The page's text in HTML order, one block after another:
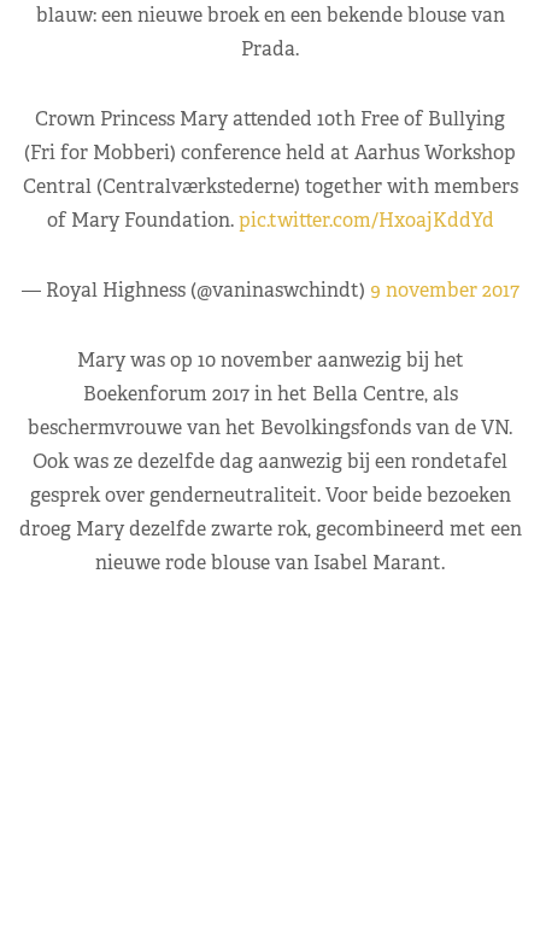
blauw: een nieuwe broek en een bekende blouse van
Prada.
Crown Princess Mary attended 10th Free of Bullying
(Fri for Mobberi) conference held at Aarhus Workshop
Central (Centralværkstederne) together with members
of Mary Foundation.pic.twitter.com/HxoajKddYd
— Royal Highness (@vaninaswchindt) 9 november 2017
Mary was op 10 november aanwezig bij het
Boekenforum 2017 in het Bella Centre, als
beschermvrouwe van het Bevolkingsfonds van de VN.
Ook was ze dezelfde dag aanwezig bij een rondetafel
gesprek over genderneutraliteit. Voor beide bezoeken
droeg Mary dezelfde zwarte rok, gecombineerd met een
nieuwe rode blouse van Isabel Marant.